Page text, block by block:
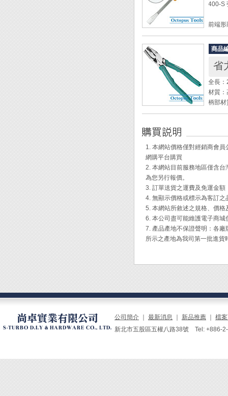
◆ 本
400-S
前端
軸部
頭寬
軸徑
軸長
◆ 適用
◆ 軸柄
◆ 把
商品
省
全長
材質
柄部
切斷
適用
鉗口
◆ 專為
絲。
◆ 高槓
◆ 鉗
的剪
◆ 特殊
1. 本網站價格僅對經銷商會
網購平台購買
2. 本網站目前服務地區僅含
為您另行報價。
3. 訂單送貨之運費及免運金
4. 無顯示價格或標示為客訂
5. 本網站所敘述之規格、價
6. 本公司盡可能維護電子商
7. 產品產地不保證聲明：各
所示之產地為我司第一批進
公司簡介 最新消息 新品推薦
檔
新北市五股區五權八路38號 Tel: